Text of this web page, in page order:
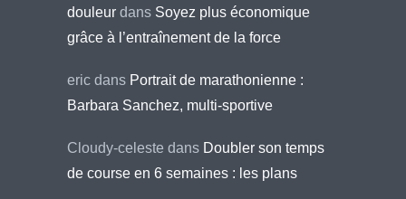
douleur dans Soyez plus économique
grâce à l’entraînement de la force
eric dans Portrait de marathonienne :
Barbara Sanchez, multi-sportive
Cloudy-celeste dans Doubler son temps
de course en 6 semaines : les plans